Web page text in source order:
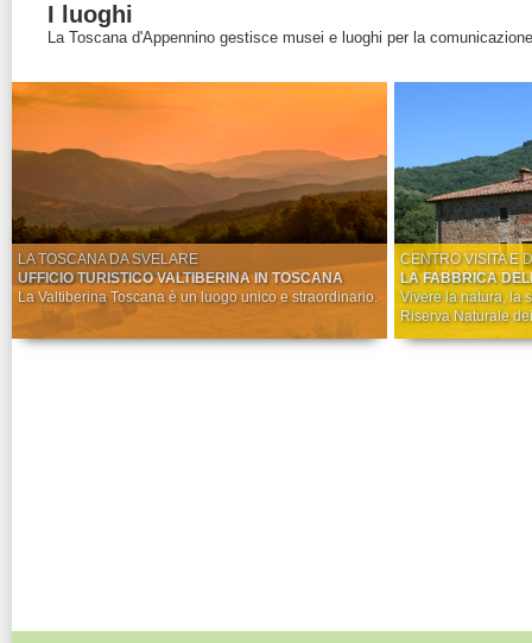
I luoghi
La Toscana d'Appennino gestisce musei e luoghi per la
LA TOSCANA DA SVELARE
UFFICIO TURISTICO VALTIBERINA IN TOSCANA
La Valtiberina Toscana è un luogo unico e straordinario.
CENTRO VISITA E
LA FABBRICA
Vivere la natura, la
Riserva Naturale